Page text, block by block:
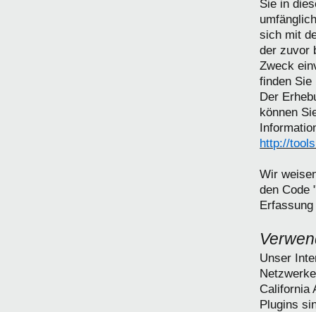
Sie in
sich mit
der zuvor
Zweck
finden
Der
können
http://
Wir
den Code
Unser
California
Plugins